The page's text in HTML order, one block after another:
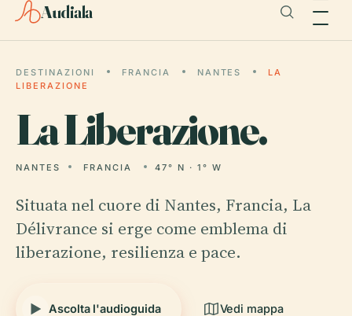
Audiala
DESTINAZIONI FRANCIA NANTES
LA
LIBERAZIONE
LaLiberazione.
NANTES FRANCIA 47° N · 1° W
Situata nel cuore di Nantes, Francia, La
Délivrance si erge come emblema di
liberazione, resilienza e pace.
Ascolta l'audioguida Vedi mappa